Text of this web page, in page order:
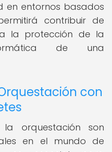
en entornos basados
contribuir de
la protección de la
de una
con
orquestación son
en el mundo de